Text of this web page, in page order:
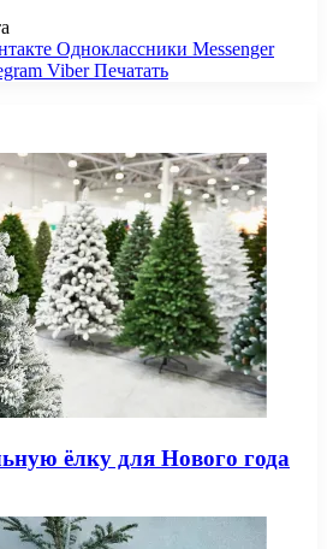
Одноклассники Messenger
Viber Печатать
ёлку для Нового года